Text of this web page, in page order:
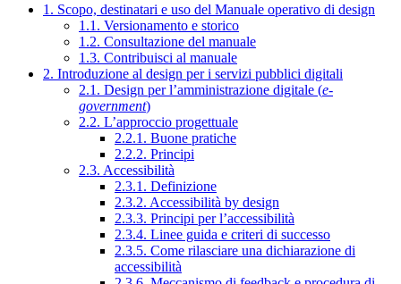
1. Scopo, destinatari e uso del Manuale operativo di design
1.1. Versionamento e storico
1.2. Consultazione del manuale
1.3. Contribuisci al manuale
2. Introduzione al design per i servizi pubblici digitali
2.1. Design per l’amministrazione digitale (e-
government)
2.2. L’approccio progettuale
2.2.1. Buone pratiche
2.2.2. Principi
2.3. Accessibilità
2.3.1. Definizione
2.3.2. Accessibilità by design
2.3.3. Principi per l’accessibilità
2.3.4. Linee guida e criteri di successo
2.3.5. Come rilasciare una dichiarazione di
accessibilità